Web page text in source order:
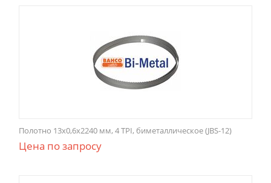
Полотно 13x0,6x2240 мм, 4 TPI, биметаллическое (JBS-12)
Цена по запросу